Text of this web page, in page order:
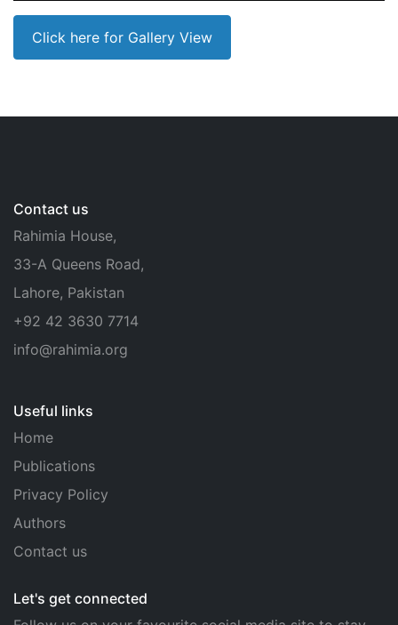
Click here for Gallery View
Contact us
Rahimia House,
33-A Queens Road,
Lahore, Pakistan
+92 42 3630 7714
info@rahimia.org
Useful links
Home
Publications
Privacy Policy
Authors
Contact us
Let's get connected